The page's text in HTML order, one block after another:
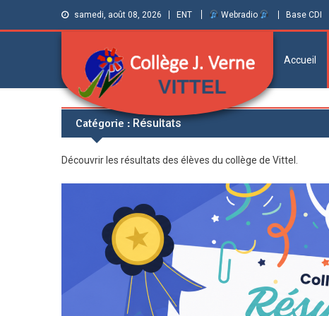
samedi, août 08, 2026 ENT Webradio Base CDI
Collège Jules
Verne de Vittel
(Vosges)
Informations et ressources pour élèves,
parents et personnels
Accueil
Catégorie : Résultats
Découvrir les résultats des élèves du collège de Vittel.